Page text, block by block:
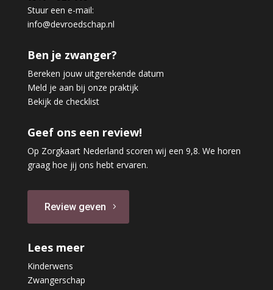
Stuur een e-mail:
info@devroedschap.nl
Ben je zwanger?
Bereken jouw uitgerekende datum
Meld je aan bij onze praktijk
Bekijk de checklist
Geef ons een review!
Op Zorgkaart Nederland scoren wij een 9,8. We horen
graag hoe jij ons hebt ervaren.
Review geven
Lees meer
Kinderwens
Zwangerschap